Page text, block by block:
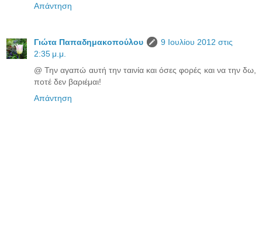
Απάντηση
Γιώτα Παπαδημακοπούλου
9 Ιουλίου 2012 στις
2:35 μ.μ.
@ Την αγαπώ αυτή την ταινία και όσες φορές και να την δω,
ποτέ δεν βαριέμαι!
Απάντηση